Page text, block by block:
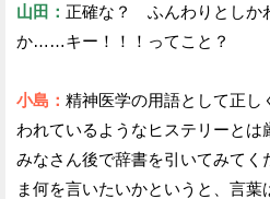
山田： 正確な？ ふんわりとしか
か……キー！！！ってこと？
小島： 精神医学の用語として正し
われているようなヒステリーとは
みなさん後で辞書を引いてみてく
ま何を言いたいかというと、言葉